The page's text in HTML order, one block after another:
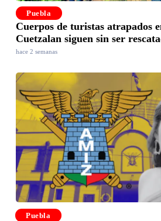
Puebla
Cuerpos de turistas atrapados
Cuetzalan siguen sin ser
hace 2 semanas
Puebla